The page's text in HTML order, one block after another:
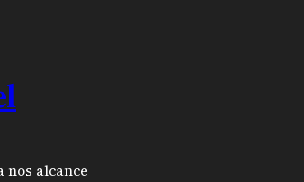
nos alcance